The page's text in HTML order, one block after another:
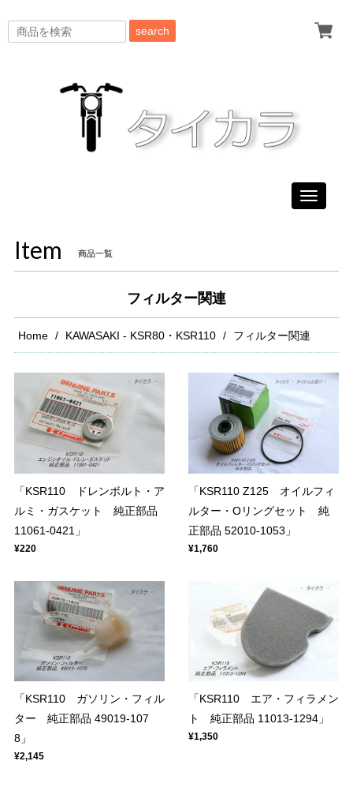
search
Toggle
Item 商品一覧
フィルター関連
Home KAWASAKI - KSR80・KSR110 フィルター関連
「KSR110 ドレンボルト・ア
ルミ・ガスケット 純正部品
11061-0421」
¥220
「KSR110 Z125 オイルフィ
ルター・Oリングセット 純
正部品 52010-1053」
¥1,760
「KSR110 ガソリン・フィル
ター 純正部品 49019-107
8」
¥2,145
「KSR110 エア・フィラメン
ト 純正部品 11013-1294」
¥1,350